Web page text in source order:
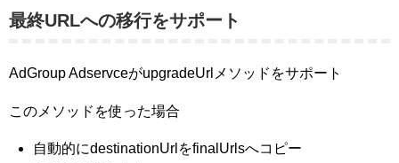
最終URLへの移行をサポート
AdGroup AdservceがupgradeUrlメソッドをサポート
このメソッドを使った場合
自動的にdestinationUrlをfinalUrlsへコピー